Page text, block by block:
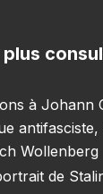
à Johann
antifasciste,
Wollenberg
de